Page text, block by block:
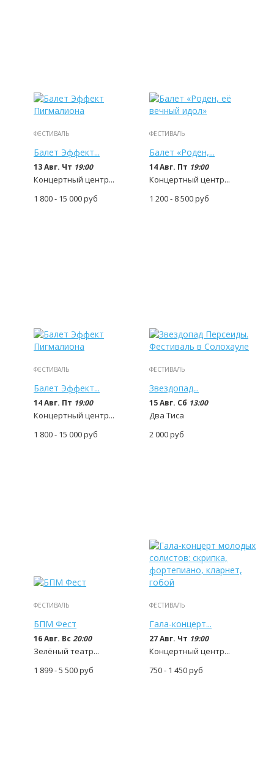
ФЕСТИВАЛЬ
Балет Эффект...
13 Авг. Чт 19:00
Концертный центр...
1 800 - 15 000руб
ФЕСТИВАЛЬ
Балет «Роден,...
14 Авг. Пт 19:00
Концертный центр...
1 200 - 8 500руб
ФЕСТИВАЛЬ
Балет Эффект...
14 Авг. Пт 19:00
Концертный центр...
1 800 - 15 000руб
ФЕСТИВАЛЬ
Звездопад...
15 Авг. Сб 13:00
Два Тиса
2 000руб
ФЕСТИВАЛЬ
БПМ Фест
16 Авг. Вс 20:00
Зелёный театр...
1 899 - 5 500руб
ФЕСТИВАЛЬ
Гала-концерт...
27 Авг. Чт 19:00
Концертный центр...
750 - 1 450руб